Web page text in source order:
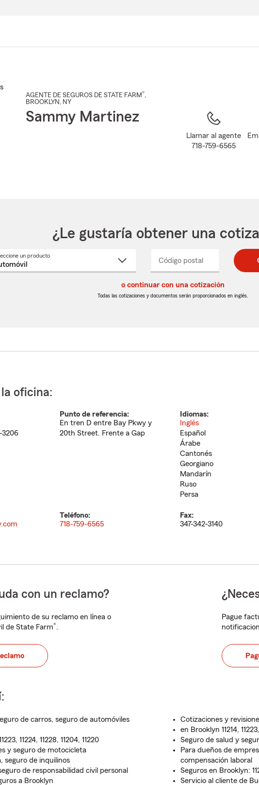
AGENTE DE SEGUROS DE STATE FARM®,
BROOKLYN , NY
Sammy Martinez
Llamar al agente
718-759-6565
¿Le gustaría obtener una
un productoSeleccione
Código postal
postal
de
postal
de
_____
o continuar con una cotización
Todas las cotizaciones y documentos serán proporcionados en inglés.
oficina:
3206
Punto de referencia:
En tren D entre Bay Pkwy y
20th Street. Frente a Gap
Idiomas:
Inglés
Español
Árabe
Cantonés
Georgiano
Mandarín
Ruso
Persa
Teléfono:
718-759-6565
Fax:
347-342-3140
con un reclamo?
de su reclamo en línea o
de State Farm®.
Pague
de carros, seguro de automóviles
11224, 11228, 11204, 11220
y seguro de motocicleta
seguro de inquilinos
de responsabilidad civil personal
a Brooklyn
Cotizaciones y
en Brooklyn 11214,
Seguro de salud y
Para dueños de
compensación laboral
Seguros en Brooklyn:
Servicio al cliente de